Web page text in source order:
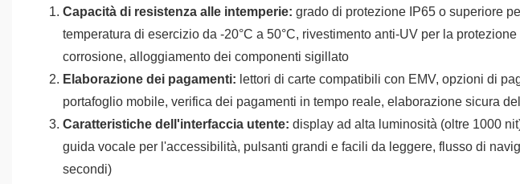
Capacità di resistenza alle intemperie: grado di protezione IP65 o superiore
temperatura di esercizio da -20°C a 50°C, rivestimento anti-UV per la
corrosione, alloggiamento dei componenti sigillato
Elaborazione dei pagamenti: lettori di carte compatibili con EMV, opzioni di
portafoglio mobile, verifica dei pagamenti in tempo reale, elaborazione sicura
Caratteristiche dell'interfaccia utente: display ad alta luminosità (oltre 1000
guida vocale per l'accessibilità, pulsanti grandi e facili da leggere, flusso di
secondi)